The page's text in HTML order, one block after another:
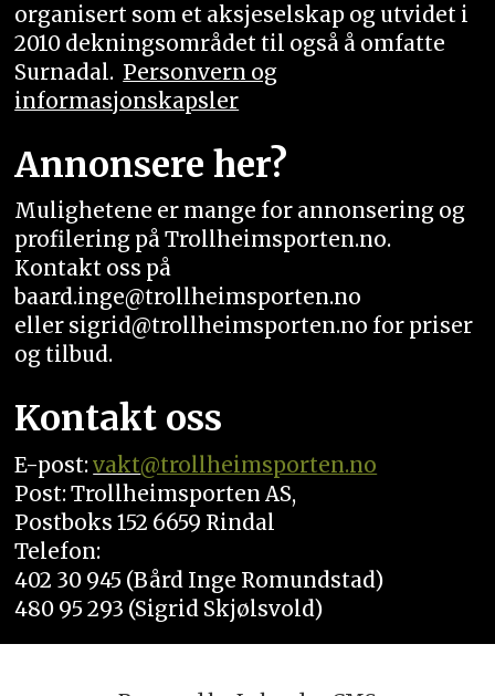
organisert som et aksjeselskap og utvidet i
2010 dekningsområdet til også å omfatte
Surnadal. Personvern og
informasjonskapsler
Annonsere her?
Mulighetene er mange for annonsering og
profilering på Trollheimsporten.no.
Kontakt oss på
baard.inge@trollheimsporten.no
eller sigrid@trollheimsporten.no for priser
og tilbud.
Kontakt oss
E-post:vakt@trollheimsporten.no
Post: Trollheimsporten AS,
Postboks 152 6659 Rindal
Telefon:
402 30 945 (Bård Inge Romundstad)
480 95 293 (Sigrid Skjølsvold)